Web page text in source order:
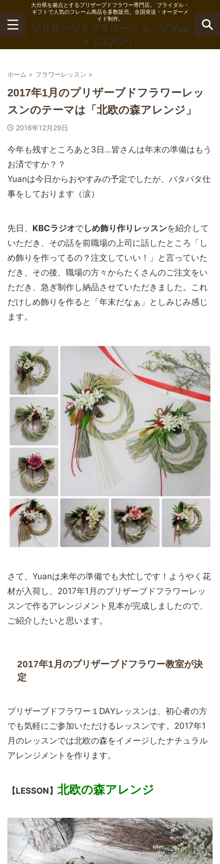
大分県を拠点とするプリザーブドフラワー専門店。 ブライダル・
ギフトで人気のフレーム商品を多数販売。全国発送・オーダーメ
イド制作。
プリザーブドフラワーショップ Yua
n（ユアン）
ホーム > フラワーレッスン >
2017年1月のプリザーブドフラワーレッ
スンのテーマは「北欧の森アレンジ」
2016年12月29日
今年も残すところあと3日…皆さんは年末の準備はもう
お済ですか？？
Yuanは今日からおやすみの予定でしたが、バタバタ仕
事をしております（涙）
先日、 KBCラジオでしめ飾り作りレッスンを紹介して
いただき、その話を前職場の上司に話したところ「し
め飾りを作ってるの？注文していい！」と言っていた
だき、その後、職場の方々からたくさんのご注文をい
ただき、急ぎ制作し納品させていただきました。これ
だけしめ飾りを作ると「年末だなぁ」としみじみ感じ
ます。
さて、Yuanは来年の準備でも大忙しです！ようやく花
材が入荷し、2017年1月のプリザーブドフラワーレッ
スンで作るアレンジメント見本が完成しましたので、
ご紹介したいと思います。
2017年1月のプリザーブドフラワー教室が決
定
プリザーブドフラワー１DAYレッスンは、初心者の方
でも気軽にご参加いただけるレッスンです。2017年1
月のレッスンでは北欧の森をイメージしたナチュラル
アレンジメントを作ります。
【LESSON】 北欧の森アレンジ